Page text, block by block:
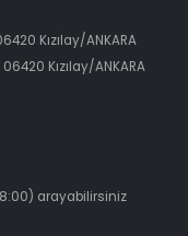
Kızılay/ANKARA
Kızılay/ANKARA
arayabilirsiniz